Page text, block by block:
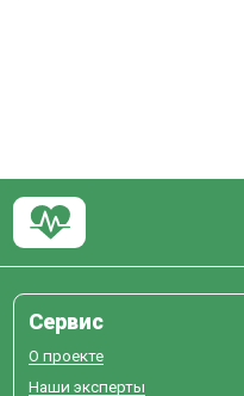
Сервис
О проекте
Наши эксперты